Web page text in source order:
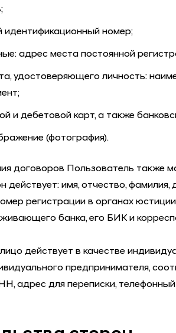
идентификационный номер;
адрес места постоянной
удостоверяющего личность:
и дебетовой карт, а также
(фотография).
договоров Пользователь также
действует: имя, отчество,
регистрации в органах
банка, его БИК и
действует в качестве
предпринимателя,
адрес для переписки,